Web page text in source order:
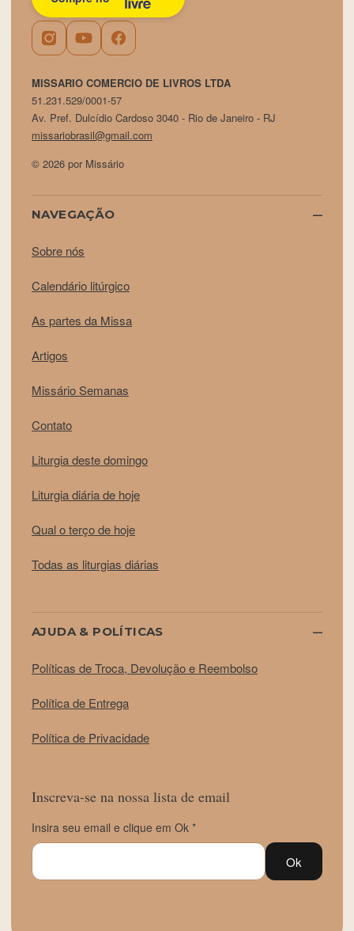
MISSARIO COMERCIO DE LIVROS LTDA
51.231.529/0001-57
Av. Pref. Dulcídio Cardoso 3040 - Rio de Janeiro - RJ
missariobrasil@gmail.com
© 2026 por Missário
NAVEGAÇÃO
Sobre nós
Calendário litúrgico
As partes da Missa
Artigos
Missário Semanas
Contato
Liturgia deste domingo
Liturgia diária de hoje
Qual o terço de hoje
Todas as liturgias diárias
AJUDA & POLÍTICAS
Políticas de Troca, Devolução e Reembolso
Política de Entrega
Política de Privacidade
Inscreva-se na nossa lista de email
Insira seu email e clique em Ok *
Ok